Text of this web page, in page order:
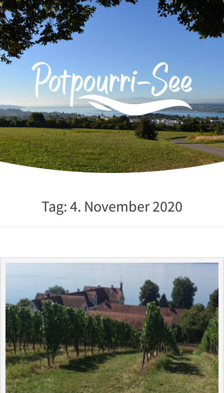
Zum
Inhalt
springen
Tag:4. November 2020